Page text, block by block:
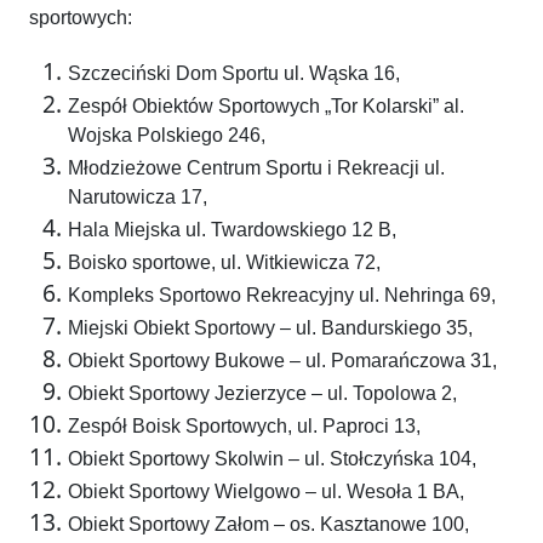
sportowych:
Szczeciński Dom Sportu ul. Wąska 16,
Zespół Obiektów Sportowych „Tor Kolarski” al.
Wojska Polskiego 246,
Młodzieżowe Centrum Sportu i Rekreacji ul.
Narutowicza 17,
Hala Miejska ul. Twardowskiego 12 B,
Boisko sportowe, ul. Witkiewicza 72,
Kompleks Sportowo Rekreacyjny ul. Nehringa 69,
Miejski Obiekt Sportowy – ul. Bandurskiego 35,
Obiekt Sportowy Bukowe – ul. Pomarańczowa 31,
Obiekt Sportowy Jezierzyce – ul. Topolowa 2,
Zespół Boisk Sportowych, ul. Paproci 13,
Obiekt Sportowy Skolwin – ul. Stołczyńska 104,
Obiekt Sportowy Wielgowo – ul. Wesoła 1 BA,
Obiekt Sportowy Załom – os. Kasztanowe 100,